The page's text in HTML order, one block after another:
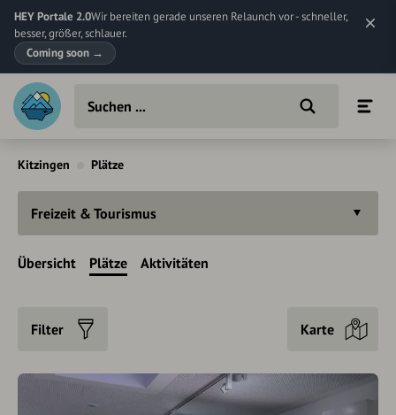
HEY Portale 2.0Wir bereiten gerade unseren Relaunch vor - schneller,
besser, größer, schlauer.
Coming soon →
Kitzingen Plätze
Freizeit & Tourismus
Übersicht Plätze Aktivitäten
Filter Karte